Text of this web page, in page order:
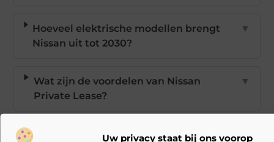
Uw privacy staat bij ons voorop
Hoeveel elektrische modellen brengt
Nissan uit tot 2030?
▼
Wat zijn de voordelen van Nissan
Private Lease?
▼
Welke Nissan-modellen zijn het
▼